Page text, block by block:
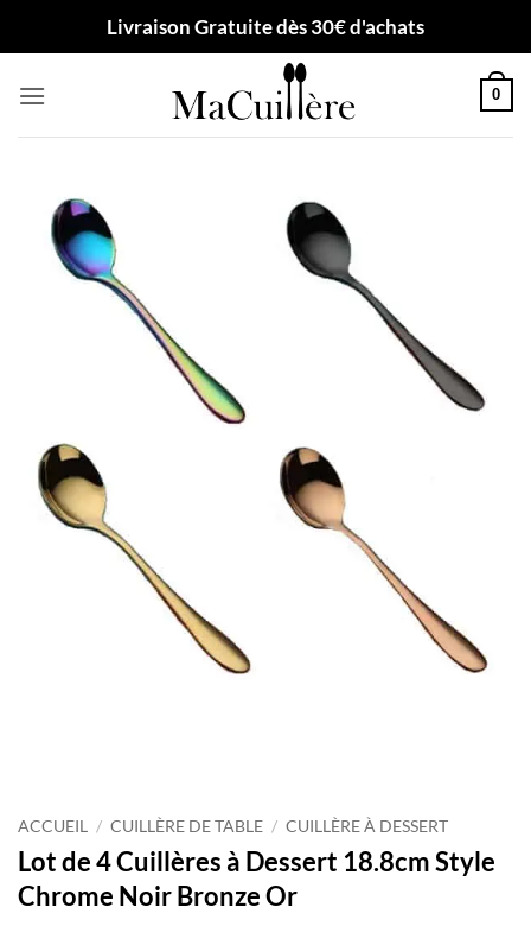
Livraison Gratuite dès 30€ d'achats
0
ACCUEIL / CUILLÈRE DE TABLE / CUILLÈRE À DESSERT
Lot de 4 Cuillères à Dessert 18.8cm Style
Chrome Noir Bronze Or